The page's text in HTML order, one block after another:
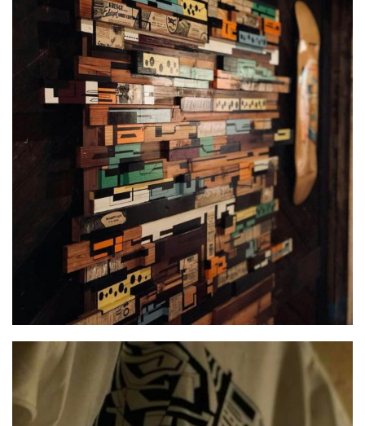
グ